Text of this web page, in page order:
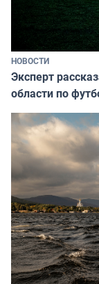
НОВОСТИ
Эксперт
области по